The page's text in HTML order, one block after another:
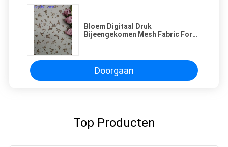
Bloem Digitaal Druk
Bijeengekomen Mesh Fabric For
Doorgaan
Top Producten